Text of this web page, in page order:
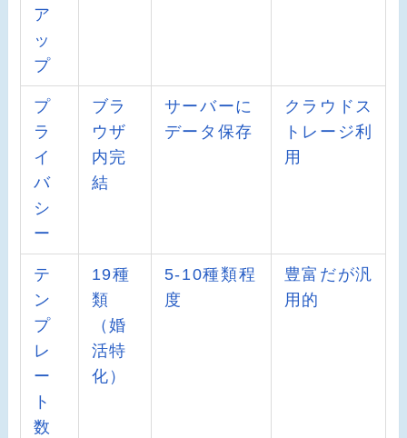
ア
ッ
プ
プ
ラ
イ
バ
シ
ー
ブラ
ウザ
内完
結
サーバーに
データ保存
クラウドス
トレージ利
用
テ
ン
プ
レ
ー
ト
数
19種
類
（婚
活特
化）
5-10種類程
度
豊富だが汎
用的